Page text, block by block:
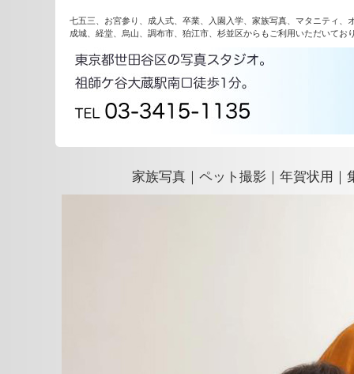
七五三、お宮参り、成人式、卒業、入園入学、家族写真、マタニティ
成城、経堂、烏山、調布市、狛江市、杉並区からもご利用いただいて
家族写真｜ペット撮影｜年賀状用